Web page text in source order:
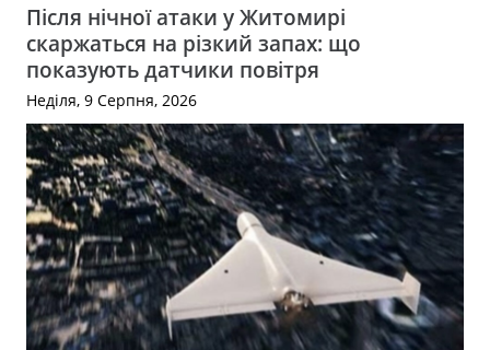
Після нічної атаки у Житомирі
скаржаться на різкий запах: що
показують датчики повітря
Неділя, 9 Серпня, 2026